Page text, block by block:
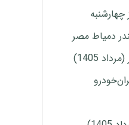
دمیاط مصر
1405)